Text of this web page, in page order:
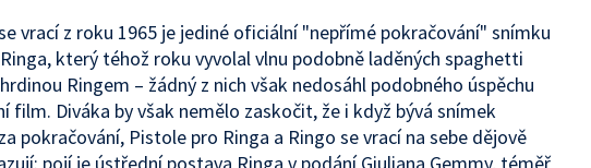
vrací z roku 1965 je jediné oficiální "nepřímé pokračování" snímku
který téhož roku vyvolal vlnu podobně laděných spaghetti
Ringem – žádný z nich však nedosáhl podobného úspěchu
film. Diváka by však nemělo zaskočit, že i když bývá snímek
pokračování, Pistole pro Ringa a Ringo se vrací na sebe dějově